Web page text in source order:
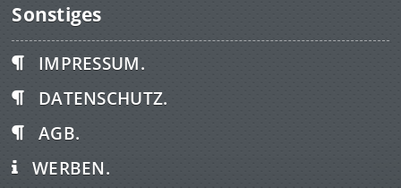
Sonstiges
IMPRESSUM.
DATENSCHUTZ.
AGB.
WERBEN.